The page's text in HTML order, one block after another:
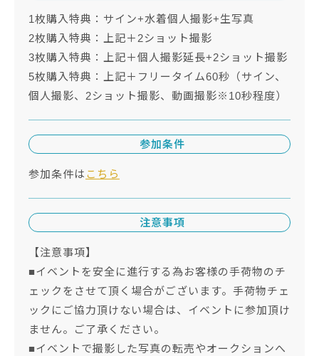
1枚購入特典：サイン+水着個人撮影+生写真
2枚購入特典：上記＋2ショット撮影
3枚購入特典：上記＋個人撮影延長+2ショット撮影
5枚購入特典：上記＋フリータイム60秒（サイン、
個人撮影、2ショット撮影、動画撮影※10秒程度）
参加条件
参加条件は こちら
注意事項
【注意事項】
■イベントを安全に進行する為お客様の手荷物のチ
ェックをさせて頂く場合がございます。手荷物チェ
ックにご協力頂けない場合は、イベントに参加頂け
ません。ご了承ください。
■イベントで撮影した写真の転売やオークションへ